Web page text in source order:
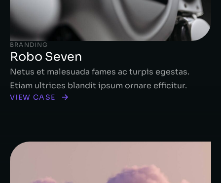
BRANDING
Robo Seven
Netus et malesuada fames ac turpis egestas.
Etiam ultrices blandit ipsum ornare efficitur.
VIEW CASE